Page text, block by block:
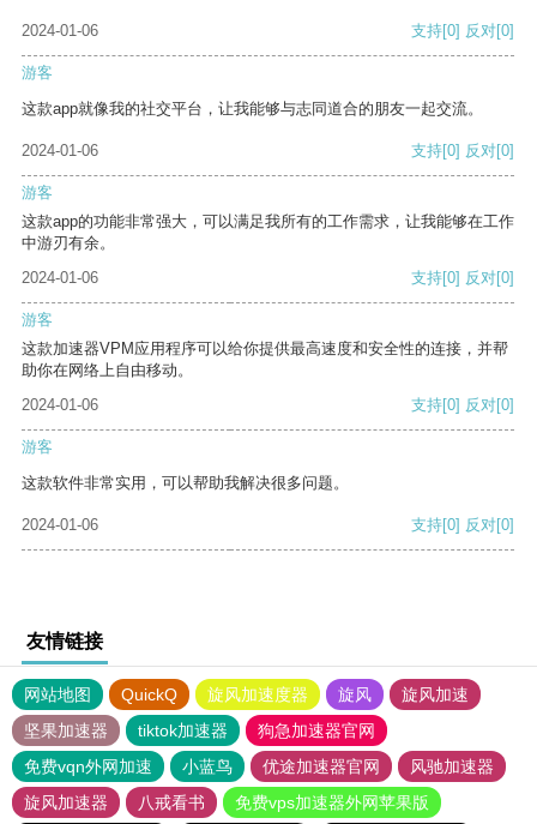
2024-01-06 支持[0] 反对[0]
游客
这款app就像我的社交平台，让我能够与志同道合的朋友一起交流。
2024-01-06 支持[0] 反对[0]
游客
这款app的功能非常强大，可以满足我所有的工作需求，让我能够在工作
中游刃有余。
2024-01-06
支持[0] 反对[0]
游客
这款加速器VPM应用程序可以给你提供最高速度和安全性的连接，并帮
助你在网络上自由移动。
2024-01-06
支持[0] 反对[0]
游客
这款软件非常实用，可以帮助我解决很多问题。
2024-01-06 支持[0] 反对[0]
友情链接
网站地图 QuickQ 旋风加速度器 旋风
旋风加速
坚果加速器
tiktok加速器
狗急加速器官网
免费vqn外网加速
小蓝鸟 优途加速器官网
风驰加速器
旋风加速器
八戒看书 免费vps加速器外网苹果版